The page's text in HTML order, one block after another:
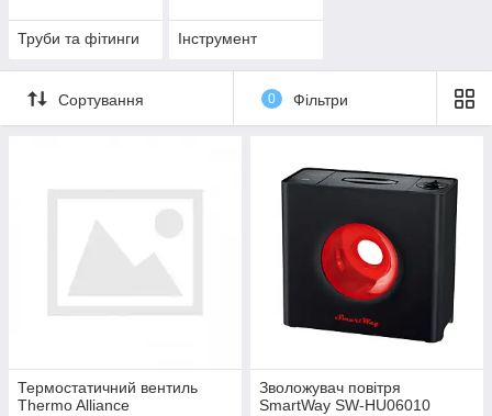
Труби та фітинги Інструмент
Сортування 0 Фільтри
Термостатичний вентиль
Thermo Alliance
Зволожувач повітря
SmartWay SW-HU06010